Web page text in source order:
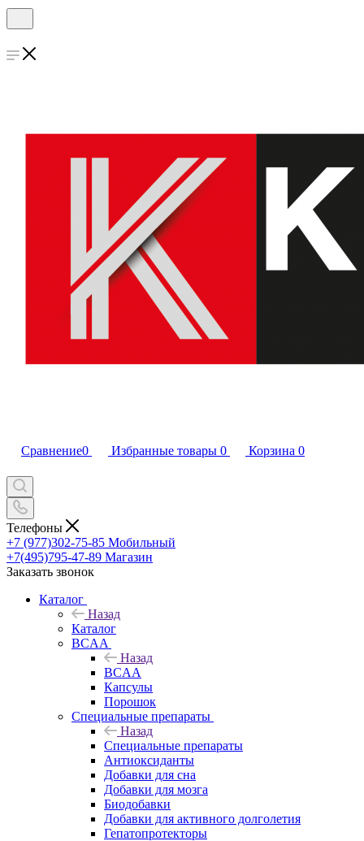
Сравнение0 Избранные товары 0 Корзина 0
Телефоны
+7 (977)302-75-85 Мобильный
+7(495)795-47-89 Магазин
Заказать звонок
Каталог
Назад
Каталог
BCAA
Назад
BCAA
Капсулы
Порошок
Cпециальные препараты
Назад
Cпециальные препараты
Антиоксиданты
Добавки для сна
Добавки для мозга
Биодобавки
Добавки для активного долголетия
Гепатопротекторы